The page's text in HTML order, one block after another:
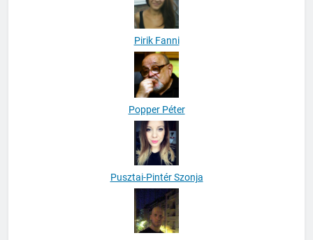
Pirik Fanni
Popper Péter
Pusztai-Pintér Szonja